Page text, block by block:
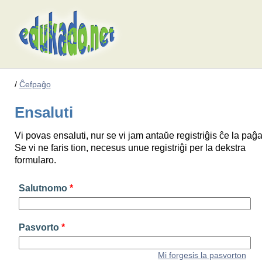
/ Ĉefpaĝo
Ensaluti
Vi povas ensaluti, nur se vi jam antaŭe registriĝis ĉe la
Se vi ne faris tion, necesus unue registriĝi per la dekstra
formularo.
Salutnomo *
Pasvorto *
Mi forgesis la pasvorton